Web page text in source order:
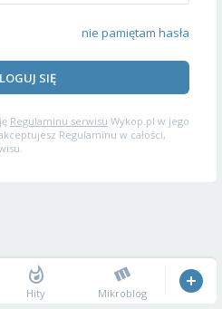
nie pamiętam hasła
SIĘ
Regulaminu serwisu Wykop.pl w jego
Regulaminu w całości,
Hity Mikroblog